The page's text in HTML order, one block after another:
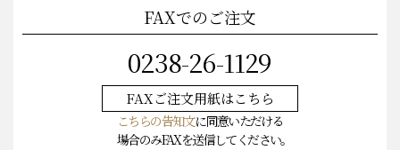
FAXでのご注文
0238-26-1129
FAXご注文用紙はこちら
こちらの告知文に同意いただける
場合のみFAXを送信してください。